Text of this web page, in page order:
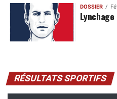
DOSSIER
RÉSULTATS SPORTIFS